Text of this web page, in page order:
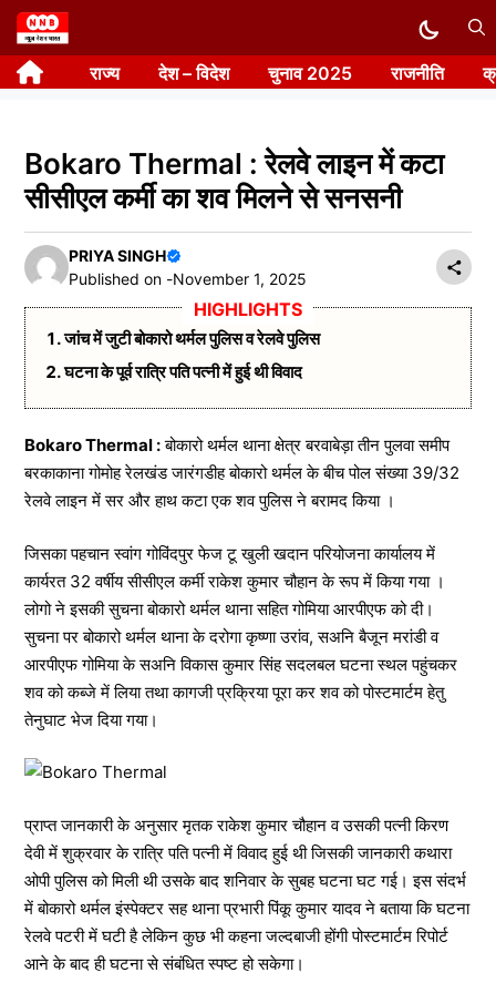
Skip
to
content राज्य देश – विदेश चुनाव 2025 राजनीति
Bokaro Thermal : रेलवे लाइन में कटा
सीसीएल कर्मी का शव मिलने से सनसनी
PRIYA SINGH
Published on -November 1, 2025
जांच में जुटी बोकारो थर्मल पुलिस व रेलवे पुलिस
घटना के पूर्व रात्रि पति पत्नी में हुई थी विवाद
Bokaro Thermal :बोकारो थर्मल थाना क्षेत्र बरवाबेड़ा तीन पुलवा समीप
बरकाकाना गोमोह रेलखंड जारंगडीह बोकारो थर्मल के बीच पोल संख्या 39/32
रेलवे लाइन में सर और हाथ कटा एक शव पुलिस ने बरामद किया ।
जिसका पहचान स्वांग गोविंदपुर फेज टू खुली खदान परियोजना कार्यालय में
कार्यरत 32 वर्षीय सीसीएल कर्मी राकेश कुमार चौहान के रूप में किया गया ।
लोगो ने इसकी सुचना बोकारो थर्मल थाना सहित गोमिया आरपीएफ को दी।
सुचना पर बोकारो थर्मल थाना के दरोगा कृष्णा उरांव, सअनि बैजून मरांडी व
आरपीएफ गोमिया के सअनि विकास कुमार सिंह सदलबल घटना स्थल पहुंचकर
शव को कब्जे में लिया तथा कागजी प्रक्रिया पूरा कर शव को पोस्टमार्टम हेतु
तेनुघाट भेज दिया गया।
प्राप्त जानकारी के अनुसार मृतक राकेश कुमार चौहान व उसकी पत्नी किरण
देवी में शुक्रवार के रात्रि पति पत्नी में विवाद हुई थी जिसकी जानकारी कथारा
ओपी पुलिस को मिली थी उसके बाद शनिवार के सुबह घटना घट गई। इस संदर्भ
में बोकारो थर्मल इंस्पेक्टर सह थाना प्रभारी पिंकू कुमार यादव ने बताया कि घटना
रेलवे पटरी में घटी है लेकिन कुछ भी कहना जल्दबाजी होंगी पोस्टमार्टम रिपोर्ट
आने के बाद ही घटना से संबंधित स्पष्ट हो सकेगा।